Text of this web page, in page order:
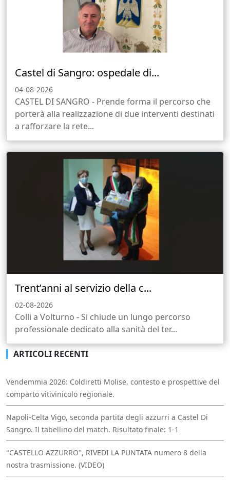
Castel di Sangro: ospedale di...
04-08-2026
CASTEL DI SANGRO - Prende forma il percorso che
porterà alla realizzazione di due interventi destinati
a rafforzare la rete...
Trent’anni al servizio della c...
02-08-2026
Colli a Volturno - Si chiude un lungo percorso
professionale dedicato alla sanità del ter...
ARTICOLI RECENTI
Vendemmia 2026: Coldiretti Molise, contesto e prospettive del
comparto vitivinicolo regionale.
Napoli-Celta Vigo, seconda partita degli azzurri a Castel Di
Sangro. Il tabellino del match. Risultato finale: 1-1
"CASTELLO AZZURRO", RIVEDI LA PUNTATA numero 8 della
nostra trasmissione. (VIDEO)